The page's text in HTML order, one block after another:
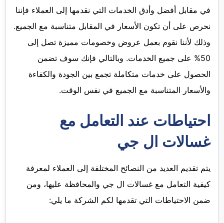
في مقابل أفضل وأدق الخدمات التي نقدمها إلى العملاء فإننا
نحرص على أن تكون الأسعار في المقابل متناسبة مع الجميع.
وذلك لأننا نقوم بعمل عروض وخصومات مميزة تصل إلى
50% على جميع الخدمات. وبالتالي فإنك سوف تضمن
الحصول على خدمات متكاملة تجمع بين الجودة والكفاءة
والأسعار المتناسبة مع الجميع في نفس الوقت.
احتياطات عند التعامل مع
غسالات ال جي
يتم تقديم العديد من النصائح المختلفة إلى العملاء لمعرفة
كيفية التعامل مع غسالات ال جي والمحافظة عليها، ومن
ضمن الاحتياطات التي تقدمها لكم الشركة ما يلي: